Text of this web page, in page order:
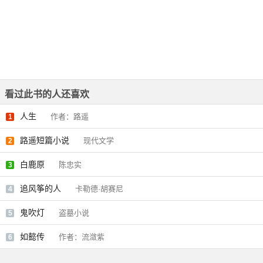
看过此书的人还喜欢
1 人生 作者：路遥
2 路遥短篇小说 现代文学
3 白鹿原 陈忠实
4 追风筝的人 卡勒德·胡赛尼
5 鬼吹灯 盗墓小说
6 如懿传 作者：流潋紫